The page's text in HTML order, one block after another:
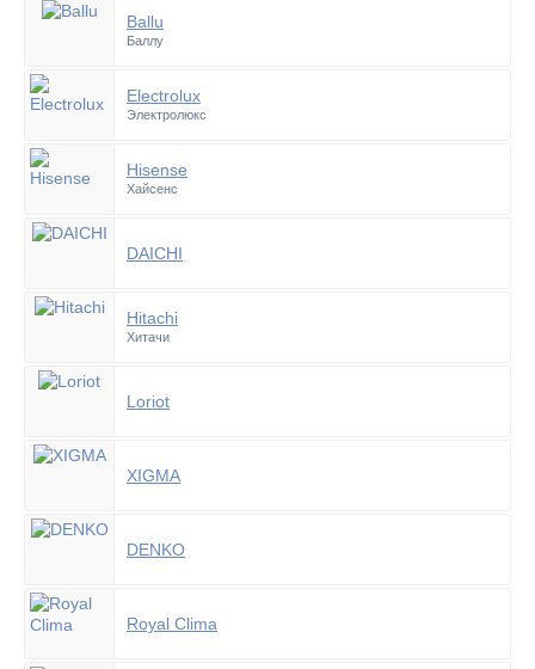
Ballu
Баллу
Electrolux
Электролюкс
Hisense
Хайсенс
DAICHI
Hitachi
Хитачи
Loriot
XIGMA
DENKO
Royal Clima